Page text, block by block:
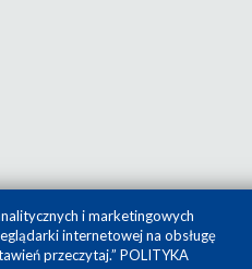
i marketingowych
internetowej na obsługę
przeczytaj.” POLITYKA